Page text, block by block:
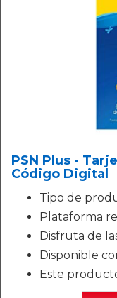
PSN Plus -
Código Digital
Tipo de
Plataforma
Disfruta de
Disponible
Este